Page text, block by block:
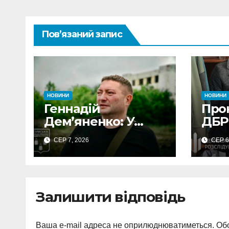
Пов’язаний запис
НОВИНИ
Геннадій
Дем’яненко: У
серпні над Сумами
збито 6 КАБів
СЕР 7, 2026
НОВИНИ
ДБР
СЕР
Залишити відповідь
Ваша e-mail адреса не оприлюднюватиметься.